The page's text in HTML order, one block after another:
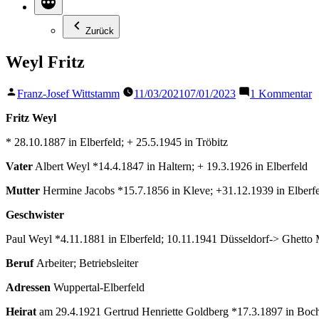
Zurück
Weyl Fritz
Veröffentlicht
Franz-Josef Wittstamm 11/03/202107/01/2023 1 Kommentarzu
Fritz Weyl
* 28.10.1887 in Elberfeld; + 25.5.1945 in Tröbitz
Vater Albert Weyl *14.4.1847 in Haltern; + 19.3.1926 in Elberfeld
Mutter Hermine Jacobs *15.7.1856 in Kleve; +31.12.1939 in
Geschwister
Paul Weyl *4.11.1881 in Elberfeld; 10.11.1941 Düsseldorf-> Ghetto
Beruf Arbeiter; Betriebsleiter
Adressen Wuppertal-Elberfeld
Heirat am 29.4.1921 Gertrud Henriette Goldberg *17.3.1897 in